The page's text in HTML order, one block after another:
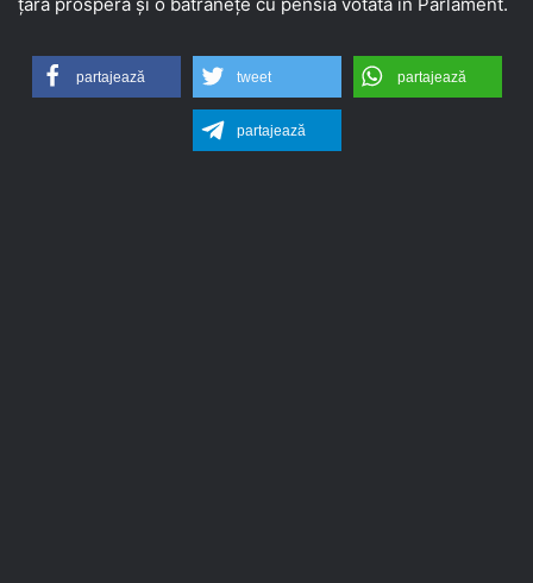
țară prosperă și o batrânețe cu pensia votată în Parlament.
partajează tweet partajează
partajează